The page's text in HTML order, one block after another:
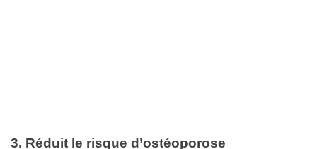
3. Réduit le risque d’ostéoporose